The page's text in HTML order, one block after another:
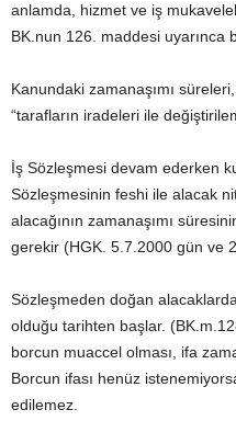
anlamda, hizmet ve iş
BK.nun 126. maddesi uyarınca
Kanundaki zamanaşımı
“tarafların iradeleri ile
İş Sözleşmesi devam ederken
Sözleşmesinin feshi ile alacak
alacağının zamanaşımı
gerekir (HGK. 5.7.2000 gün ve
Sözleşmeden doğan
olduğu tarihten başlar.
borcun muaccel olması, ifa
Borcun ifası henüz
edilemez.